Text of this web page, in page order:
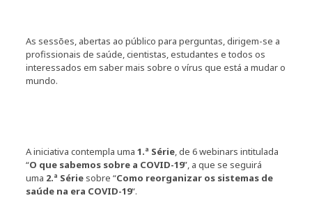
As sessões, abertas ao público para perguntas, dirigem-se a
profissionais de saúde, cientistas, estudantes e todos os
interessados em saber mais sobre o vírus que está a mudar o
mundo.
A iniciativa contempla uma 1.ª Série, de 6 webinars intitulada
“O que sabemos sobre a COVID-19”, a que se seguirá
uma 2.ª Sériesobre “Como reorganizar os sistemas de
saúde na era COVID-19“.